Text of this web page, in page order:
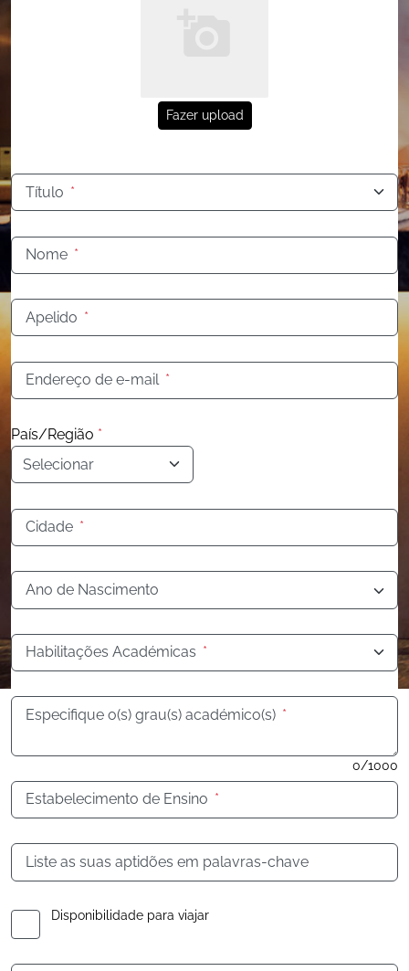
Fazer upload
Título *
Nome *
Apelido *
Endereço de e-mail *
País/Região *
Cidade *
Ano de Nascimento
Habilitações Académicas *
0/1000
Especifique o(s) grau(s) académico(s) *
Estabelecimento de Ensino *
Liste as suas aptidões em palavras-chave
Disponibilidade para viajar